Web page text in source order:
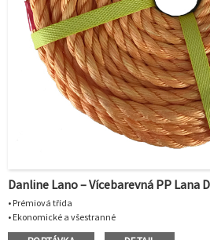
Danline Lano – Vícebarevná PP Lana
• Prémiová třída
• Ekonomické a všestranné
• Specifická hmotnost:0,91